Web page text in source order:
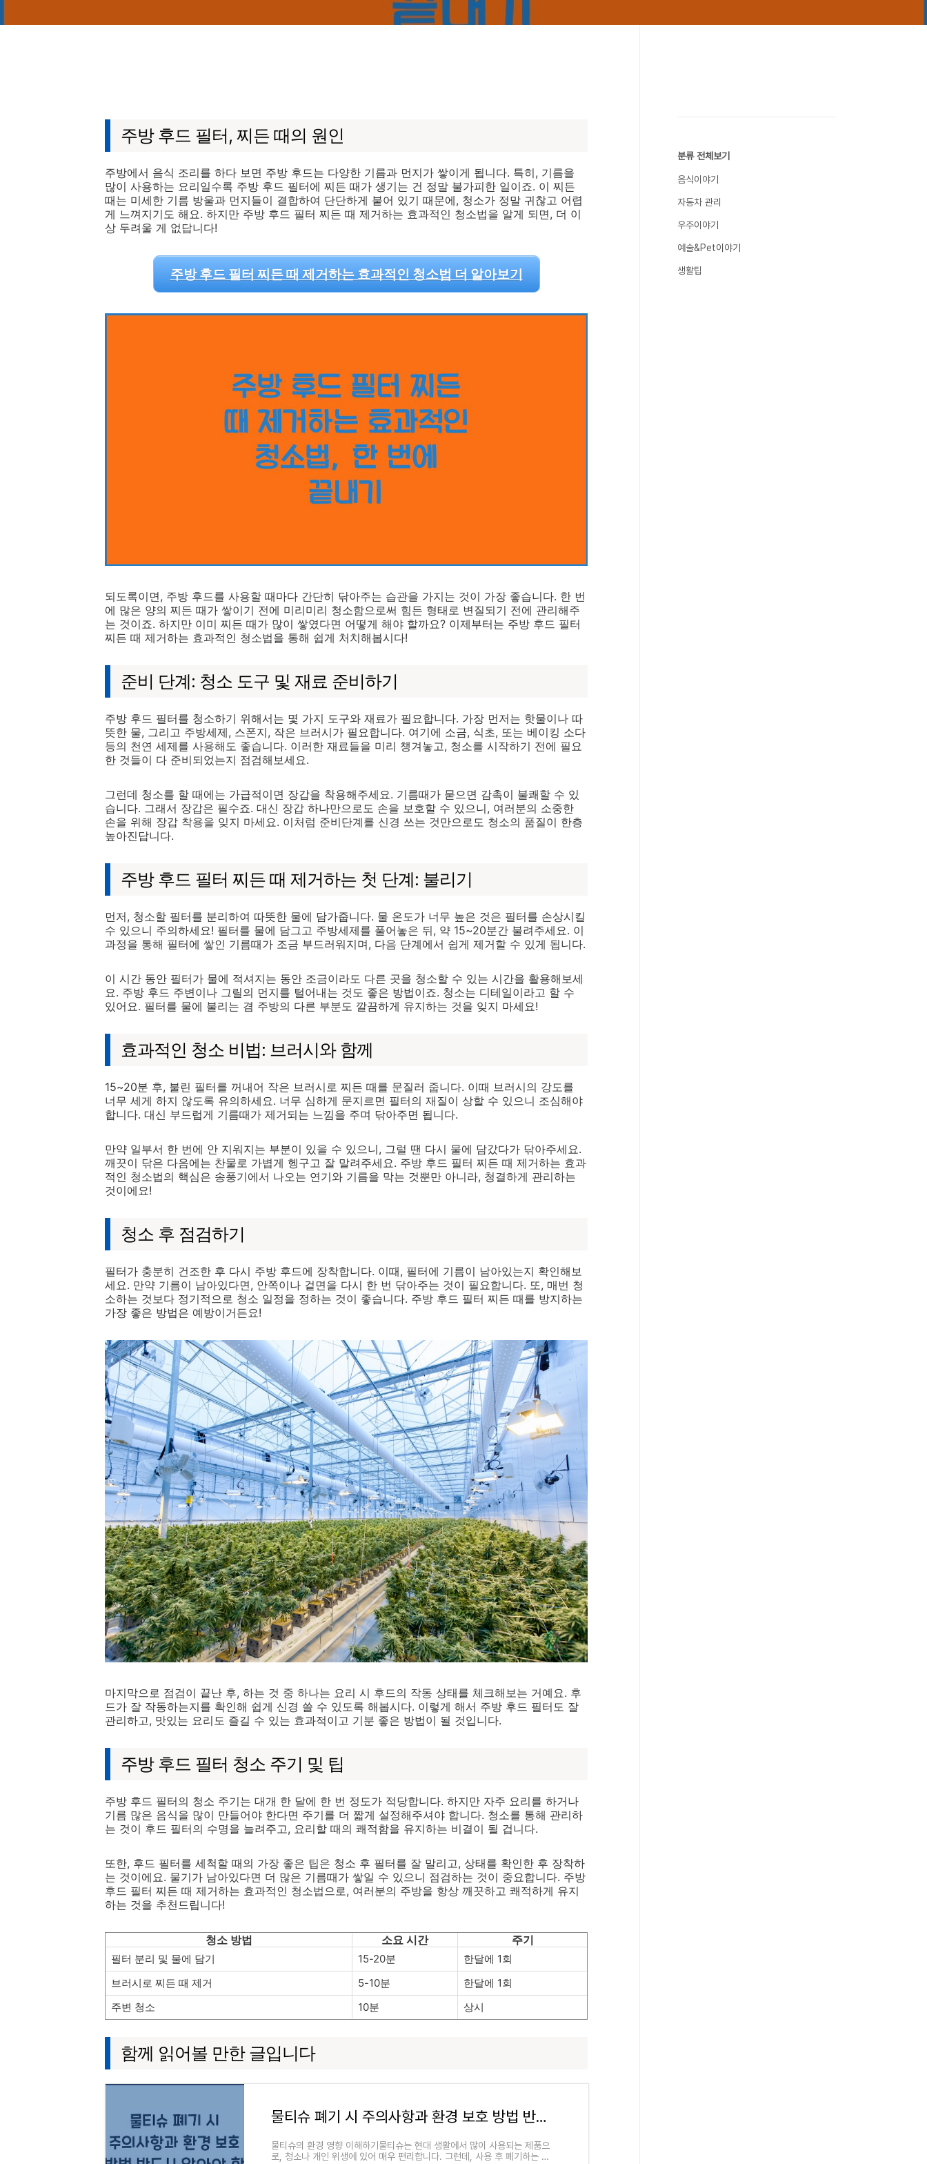
주방 후드 필터, 찌든 때의 원인
주방에서 음식 조리를 하다 보면 주방 후드는 다양한 기름과 먼지가 쌓이게 됩니다. 특히, 기름을
많이 사용하는 요리일수록 주방 후드 필터에 찌든 때가 생기는 건 정말 불가피한 일이죠. 이 찌든
때는 미세한 기름 방울과 먼지들이 결합하여 단단하게 붙어 있기 때문에, 청소가 정말 귀찮고 어렵
게 느껴지기도 해요. 하지만 주방 후드 필터 찌든 때 제거하는 효과적인 청소법을 알게 되면, 더 이
상 두려울 게 없답니다!
주방 후드 필터 찌든 때 제거하는 효과적인 청소법 더 알아보기
되도록이면, 주방 후드를 사용할 때마다 간단히 닦아주는 습관을 가지는 것이 가장 좋습니다. 한 번
에 많은 양의 찌든 때가 쌓이기 전에 미리미리 청소함으로써 힘든 형태로 변질되기 전에 관리해주
는 것이죠. 하지만 이미 찌든 때가 많이 쌓였다면 어떻게 해야 할까요? 이제부터는 주방 후드 필터
찌든 때 제거하는 효과적인 청소법을 통해 쉽게 처치해봅시다!
준비 단계: 청소 도구 및 재료 준비하기
주방 후드 필터를 청소하기 위해서는 몇 가지 도구와 재료가 필요합니다. 가장 먼저는 핫물이나 따
뜻한 물, 그리고 주방세제, 스폰지, 작은 브러시가 필요합니다. 여기에 소금, 식초, 또는 베이킹 소다
등의 천연 세제를 사용해도 좋습니다. 이러한 재료들을 미리 챙겨놓고, 청소를 시작하기 전에 필요
한 것들이 다 준비되었는지 점검해보세요.
그런데 청소를 할 때에는 가급적이면 장갑을 착용해주세요. 기름때가 묻으면 감촉이 불쾌할 수 있
습니다. 그래서 장갑은 필수죠. 대신 장갑 하나만으로도 손을 보호할 수 있으니, 여러분의 소중한
손을 위해 장갑 착용을 잊지 마세요. 이처럼 준비단계를 신경 쓰는 것만으로도 청소의 품질이 한층
높아진답니다.
주방 후드 필터 찌든 때 제거하는 첫 단계: 불리기
먼저, 청소할 필터를 분리하여 따뜻한 물에 담가줍니다. 물 온도가 너무 높은 것은 필터를 손상시킬
수 있으니 주의하세요! 필터를 물에 담그고 주방세제를 풀어놓은 뒤, 약 15~20분간 불려주세요. 이
과정을 통해 필터에 쌓인 기름때가 조금 부드러워지며, 다음 단계에서 쉽게 제거할 수 있게 됩니다.
이 시간 동안 필터가 물에 적셔지는 동안 조금이라도 다른 곳을 청소할 수 있는 시간을 활용해보세
요. 주방 후드 주변이나 그릴의 먼지를 털어내는 것도 좋은 방법이죠. 청소는 디테일이라고 할 수
있어요. 필터를 물에 불리는 겸 주방의 다른 부분도 깔끔하게 유지하는 것을 잊지 마세요!
효과적인 청소 비법: 브러시와 함께
15~20분 후, 불린 필터를 꺼내어 작은 브러시로 찌든 때를 문질러 줍니다. 이때 브러시의 강도를
너무 세게 하지 않도록 유의하세요. 너무 심하게 문지르면 필터의 재질이 상할 수 있으니 조심해야
합니다. 대신 부드럽게 기름때가 제거되는 느낌을 주며 닦아주면 됩니다.
만약 일부서 한 번에 안 지워지는 부분이 있을 수 있으니, 그럴 땐 다시 물에 담갔다가 닦아주세요.
깨끗이 닦은 다음에는 찬물로 가볍게 헹구고 잘 말려주세요. 주방 후드 필터 찌든 때 제거하는 효과
적인 청소법의 핵심은 송풍기에서 나오는 연기와 기름을 막는 것뿐만 아니라, 청결하게 관리하는
것이에요!
청소 후 점검하기
필터가 충분히 건조한 후 다시 주방 후드에 장착합니다. 이때, 필터에 기름이 남아있는지 확인해보
세요. 만약 기름이 남아있다면, 안쪽이나 겉면을 다시 한 번 닦아주는 것이 필요합니다. 또, 매번 청
소하는 것보다 정기적으로 청소 일정을 정하는 것이 좋습니다. 주방 후드 필터 찌든 때를 방지하는
가장 좋은 방법은 예방이거든요!
마지막으로 점검이 끝난 후, 하는 것 중 하나는 요리 시 후드의 작동 상태를 체크해보는 거예요. 후
드가 잘 작동하는지를 확인해 쉽게 신경 쓸 수 있도록 해봅시다. 이렇게 해서 주방 후드 필터도 잘
관리하고, 맛있는 요리도 즐길 수 있는 효과적이고 기분 좋은 방법이 될 것입니다.
주방 후드 필터 청소 주기 및 팁
주방 후드 필터의 청소 주기는 대개 한 달에 한 번 정도가 적당합니다. 하지만 자주 요리를 하거나
기름 많은 음식을 많이 만들어야 한다면 주기를 더 짧게 설정해주셔야 합니다. 청소를 통해 관리하
는 것이 후드 필터의 수명을 늘려주고, 요리할 때의 쾌적함을 유지하는 비결이 될 겁니다.
또한, 후드 필터를 세척할 때의 가장 좋은 팁은 청소 후 필터를 잘 말리고, 상태를 확인한 후 장착하
는 것이에요. 물기가 남아있다면 더 많은 기름때가 쌓일 수 있으니 점검하는 것이 중요합니다. 주방
후드 필터 찌든 때 제거하는 효과적인 청소법으로, 여러분의 주방을 항상 깨끗하고 쾌적하게 유지
하는 것을 추천드립니다!
청소 방법 소요 시간 주기
필터 분리 및 물에 담기 15-20분
한달에 1회
브러시로 찌든 때 제거
5-10분
한달에 1회
주변 청소
10분 상시
함께 읽어볼 만한 글입니다
물티슈 폐기 시 주의사항과 환경 보호 방법 반드시 알아야 할 점
물티슈의 환경 영향 이해하기물티슈는 현대 생활에서 많이 사용되는 제품으
로, 청소나 개인 위생에 있어 매우 편리합니다. 그런데, 사용 후 폐기하는 과
분류 전체보기
음식이야기
자동차 관리
우주이야기
예술&Pet이야기
생활팁